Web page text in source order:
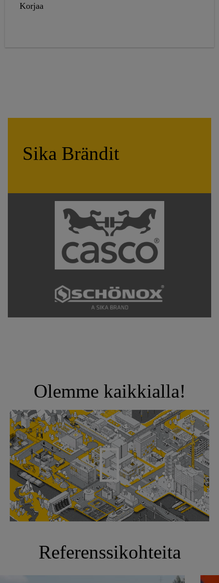
Korjaa
Sika Brändit
Olemme kaikkialla!
Referenssikohteita